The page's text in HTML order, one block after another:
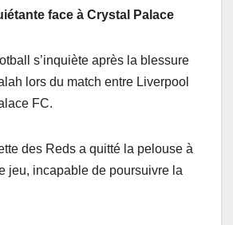
face à Crystal Palace
s’inquiète après la blessure
lors du match entre Liverpool
FC.
des Reds a quitté la pelouse à
jeu, incapable de poursuivre la